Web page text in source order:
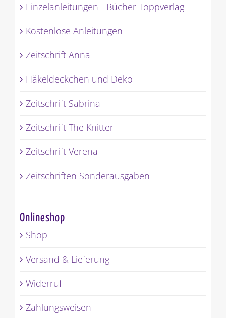
Einzelanleitungen - Bücher Toppverlag
Kostenlose Anleitungen
Zeitschrift Anna
Häkeldeckchen und Deko
Zeitschrift Sabrina
Zeitschrift The Knitter
Zeitschrift Verena
Zeitschriften Sonderausgaben
Onlineshop
Shop
Versand & Lieferung
Widerruf
Zahlungsweisen